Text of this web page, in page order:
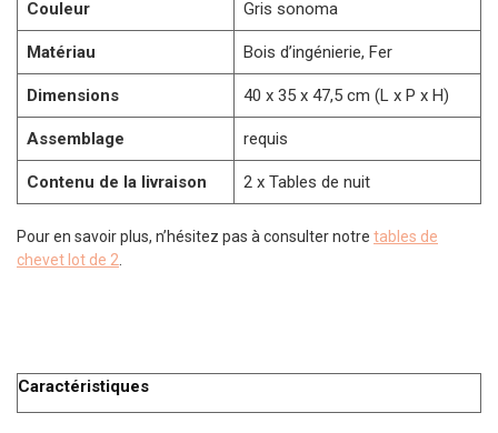
Couleur Gris sonoma
Matériau Bois d’ingénierie, Fer
Dimensions 40 x 35 x 47,5 cm (L x P x H)
Assemblage requis
Contenu de la livraison 2 x Tables de nuit
Pour en savoir plus, n’hésitez pas à consulter notre tables de
chevet lot de 2
Caractéristiques